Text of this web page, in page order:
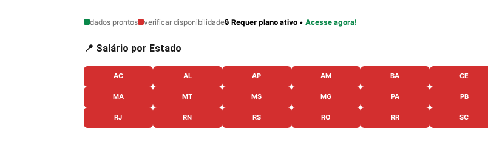
dados prontos verificar disponibilidade🔒 Requer plano ativo • Acesse agora!
📍 Salário por Estado
AC AL AP AM BA CE
MA MT MS MG PA PB
RJ RN RS RO RR SC